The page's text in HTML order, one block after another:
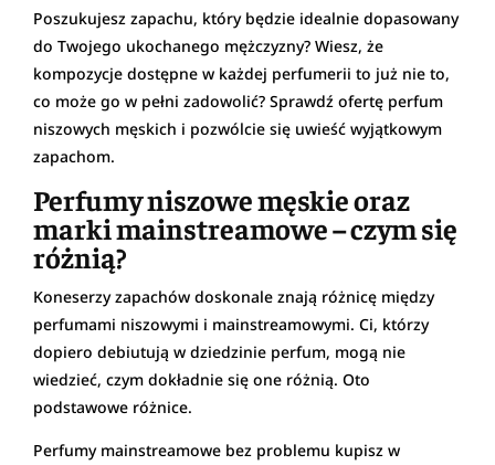
Poszukujesz zapachu, który będzie idealnie dopasowany
do Twojego ukochanego mężczyzny? Wiesz, że
kompozycje dostępne w każdej perfumerii to już nie to,
co może go w pełni zadowolić? Sprawdź ofertę perfum
niszowych męskich i pozwólcie się uwieść wyjątkowym
zapachom.
Perfumy niszowe męskie oraz
marki mainstreamowe – czym się
różnią?
Koneserzy zapachów doskonale znają różnicę między
perfumami niszowymi i mainstreamowymi. Ci, którzy
dopiero debiutują w dziedzinie perfum, mogą nie
wiedzieć, czym dokładnie się one różnią. Oto
podstawowe różnice.
Perfumy mainstreamowe bez problemu kupisz w